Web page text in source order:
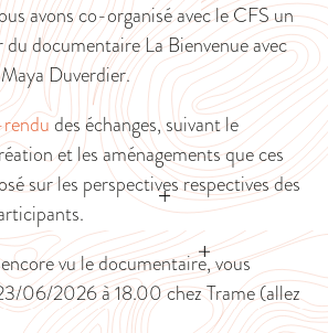
avons co-organisé avec le CFS un
documentaire La Bienvenue avec
Duverdier.
des échanges, suivant le
et les aménagements que ces
sur les perspectives respectives des
encore vu le documentaire, vous
06/2026 à 18.00 chez Trame (allez